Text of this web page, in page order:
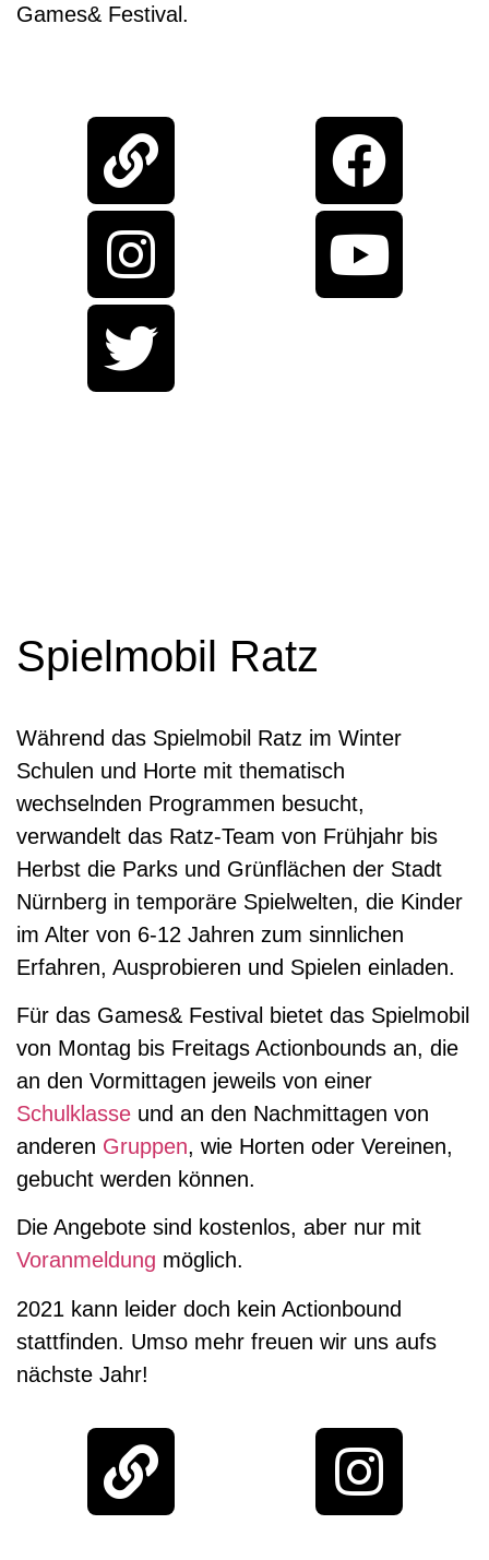
Games& Festival.
Spielmobil Ratz
Während das Spielmobil Ratz im Winter
Schulen und Horte mit thematisch
wechselnden Programmen besucht,
verwandelt das Ratz-Team von Frühjahr bis
Herbst die Parks und Grünflächen der Stadt
Nürnberg in temporäre Spielwelten, die Kinder
im Alter von 6-12 Jahren zum sinnlichen
Erfahren, Ausprobieren und Spielen einladen.
Für das Games& Festival bietet das Spielmobil
von Montag bis Freitags Actionbounds an, die
an den Vormittagen jeweils von einer
Schulklasse und an den Nachmittagen von
anderen Gruppen, wie Horten oder Vereinen,
gebucht werden können.
Die Angebote sind kostenlos, aber nur mit
Voranmeldung möglich.
2021 kann leider doch kein Actionbound
stattfinden. Umso mehr freuen wir uns aufs
nächste Jahr!